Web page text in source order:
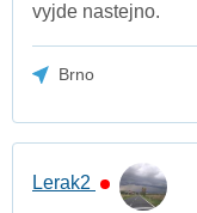
vyjde nastejno.
Brno
Lerak2